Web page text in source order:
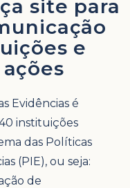
site para
e
Evidências é
instituições
das Políticas
(PIE), ou seja:
de